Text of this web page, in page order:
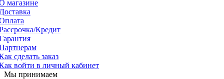
магазине
Кредит
сделать заказ
войти в личный кабинет
Мы принимаем